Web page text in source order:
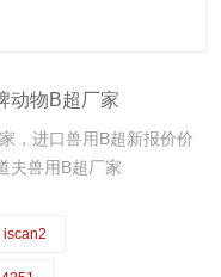
动物B超厂家
，进口兽用B超新报价价
夫兽用B超厂家
iscan2